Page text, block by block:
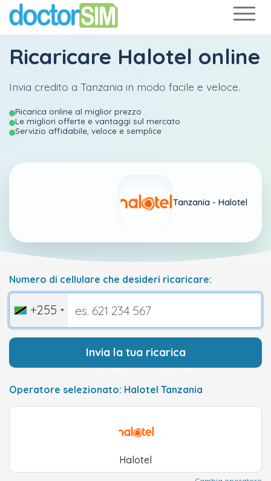
Ricaricare Halotel online
Invia credito a Tanzania in modo facile e veloce.
Ricarica online al miglior prezzo
Le migliori offerte e vantaggi sul mercato
Servizio affidabile, veloce e semplice
Tanzania - Halotel
Numero di cellulare che desideri ricaricare:
+255
Invia la tua ricarica
Operatore selezionato: Halotel Tanzania
Halotel